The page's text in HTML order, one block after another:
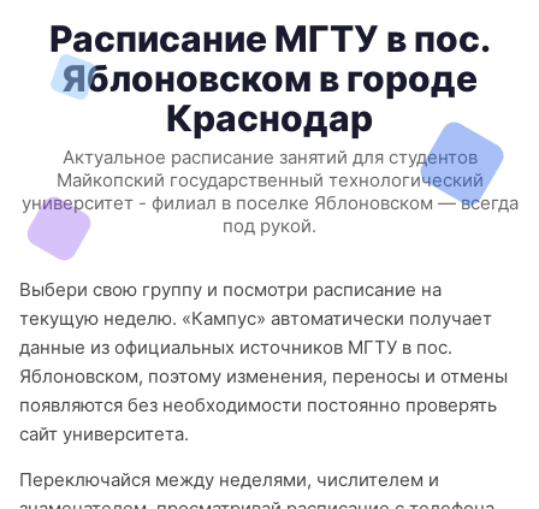
Расписание МГТУ в пос.
Яблоновском в городе
Краснодар
Актуальное расписание занятий для студентов
Майкопский государственный технологический
университет - филиал в поселке Яблоновском — всегда
под рукой.
Выбери свою группу и посмотри расписание на
текущую неделю. «Кампус» автоматически получает
данные из официальных источников МГТУ в пос.
Яблоновском, поэтому изменения, переносы и отмены
появляются без необходимости постоянно проверять
сайт университета.
Переключайся между неделями, числителем и